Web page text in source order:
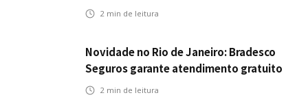
veículos elétricos da Bradesco Seguros
2 min de leitura
Novidade no Rio de Janeiro: Bradesco
Seguros garante atendimento gratuito
na Ponte Rio-Niterói
2 min de leitura